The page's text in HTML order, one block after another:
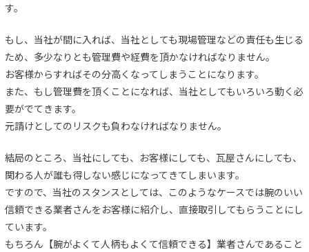
す。
もし、当社が間に入れば、当社としても現場管理などの責任も生じる
ため、多少なりとも管理費や経費を頂かなければなりません。
お客様からすればその分高くなってしまうことになります。
また、もし管理費を頂くことになれば、当社としてもいろいろ動く必
要がでてきます。
元請けとしてのリスクも負わなければなりません。
結局のところ、当社にしても、お客様にしても、瓦屋さんにしても、
関わる人が誰も得しない感じになってきてしまいます。
ですので、当社のスタンスとしては、このようなケースでは腕のいい
信頼できる業者さんをお客様に紹介し、直接取引してもらうことにし
ています。
もちろん【腕がよくて人柄もよくて信頼できる】業者さんであること